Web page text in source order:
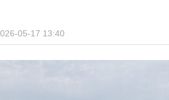
05-17 13:40